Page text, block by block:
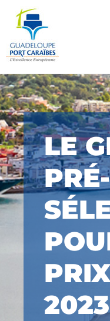
LE
PRÉ-
2023